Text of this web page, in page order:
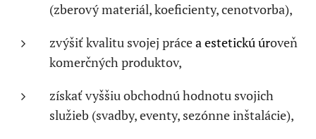
(zberový materiál, koeficienty, cenotvorba),
zvýšiť kvalitu svojej prácea estetickú úroveň
komerčných produktov,
získať vyššiu obchodnú hodnotu svojich
služieb (svadby, eventy, sezónne inštalácie),